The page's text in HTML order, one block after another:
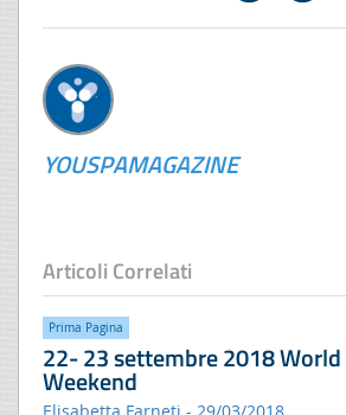
YOUSPAMAGAZINE
Articoli Correlati
Prima Pagina
22- 23 settembre 2018
Weekend